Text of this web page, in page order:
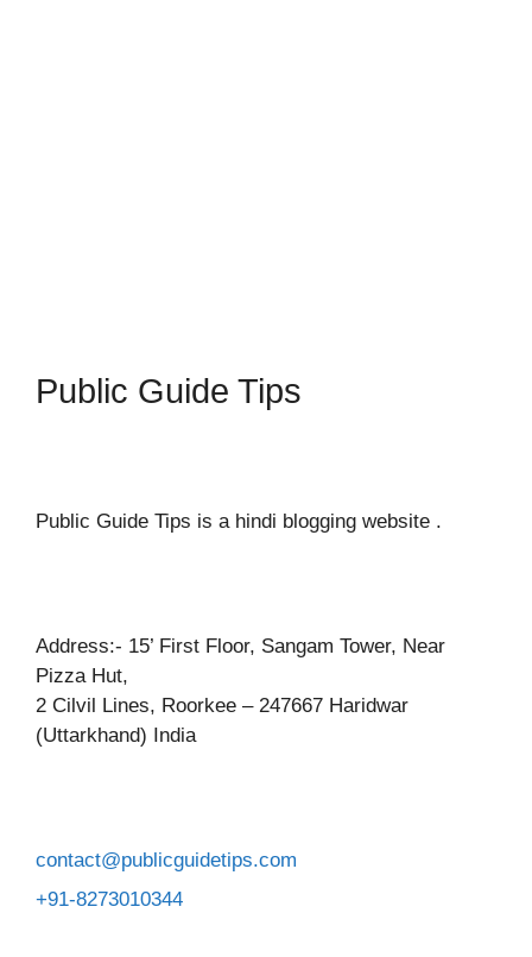
Public Guide Tips
Public Guide Tips is a hindi blogging website .
Address:- 15’ First Floor, Sangam Tower, Near
Pizza Hut,
2 Cilvil Lines, Roorkee – 247667 Haridwar
(Uttarkhand) India
contact@publicguidetips.com
+91-8273010344